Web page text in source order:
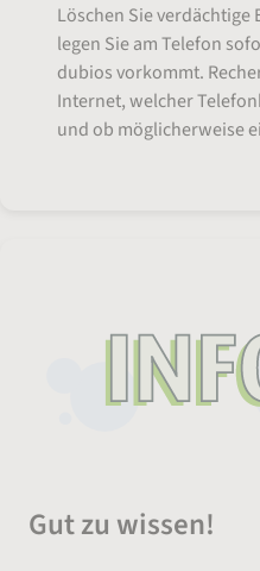
Löschen Sie
legen Sie am Telefon
dubios vorkommt.
Internet, welcher
und ob möglicherweise
Gut zu wissen!